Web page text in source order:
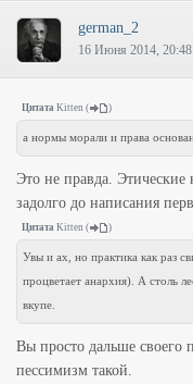
german_2
16 Июня 2014, 20:48
Цитата Kitten ( )
а нормы морали и права
Это не правда. Этические
задолго до написания
Цитата Kitten ( )
Увы и ах, но практика как раз
процветает анархия). А столь
вкупе.
Вы просто дальше своего
пессимизм такой.